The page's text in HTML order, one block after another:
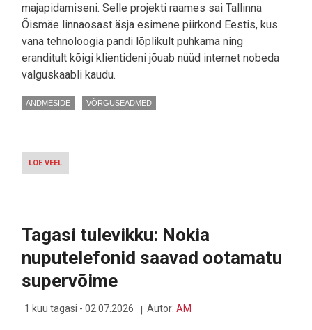
majapidamiseni. Selle projekti raames sai Tallinna
Õismäe linnaosast äsja esimene piirkond Eestis, kus
vana tehnoloogia pandi lõplikult puhkama ning
eranditult kõigi klientideni jõuab nüüd internet nobeda
valguskaabli kaudu.
ANDMESIDE VÕRGUSEADMED
LOE VEEL
ÕISMÄE
LEVIB
AINULT
Tagasi tulevikku: Nokia
nuputelefonid saavad ootamatu
supervõime
1 kuu tagasi - 02.07.2026 Autor: AM